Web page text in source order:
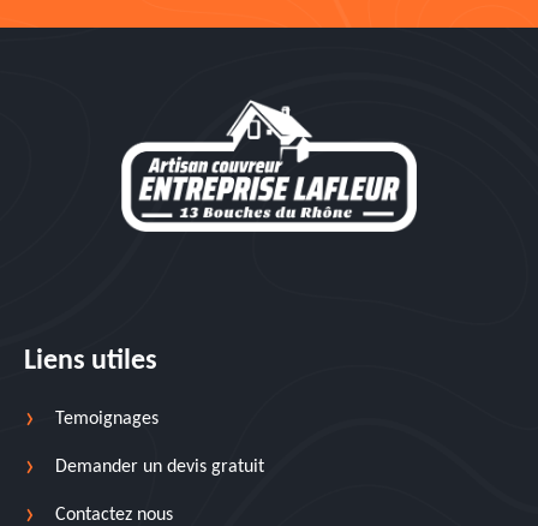
Liens utiles
Temoignages
Demander un devis gratuit
Contactez nous